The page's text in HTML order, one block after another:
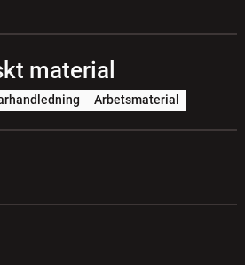
material
Arbetsmaterial